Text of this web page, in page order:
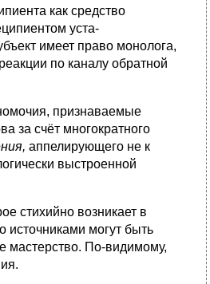
как сред­ство
уста­
имеет право моно­лога,
по каналу обратной
признаваемые
за счёт многократного
аппелирующего не к
вы­строенной
стихийно возника­ет в
источниками могут быть
мастерство. По-видимому,